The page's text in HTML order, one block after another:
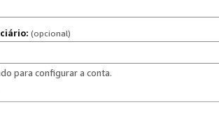
(opcional)
para configurar a conta.